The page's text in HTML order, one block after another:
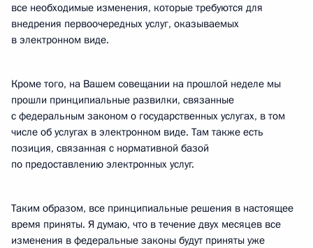
все необходимые изменения, которые требуются для
внедрения первоочередных услуг, оказываемых
в электронном виде.
Кроме того, на Вашем совещании на прошлой неделе мы
прошли принципиальные развилки, связанные
с федеральным законом о государственных услугах, в том
числе об услугах в электронном виде. Там также есть
позиция, связанная с нормативной базой
по предоставлению электронных услуг.
Таким образом, все принципиальные решения в настоящее
время приняты. Я думаю, что в течение двух месяцев все
изменения в федеральные законы будут приняты уже